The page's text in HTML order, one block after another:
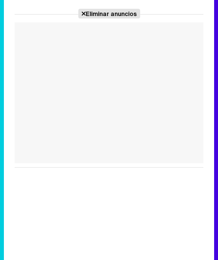
Eliminar anuncios